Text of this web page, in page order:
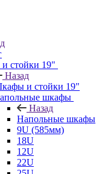
стойки 19"
Назад
и стойки 19"
шкафы
Назад
Напольные шкафы
9U (585мм)
18U
12U
22U